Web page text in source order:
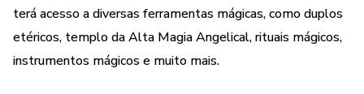
terá acesso a diversas ferramentas mágicas, como duplos
etéricos, templo da Alta Magia Angelical, rituais mágicos,
instrumentos mágicos e muito mais.